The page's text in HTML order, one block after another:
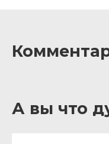
А вы что